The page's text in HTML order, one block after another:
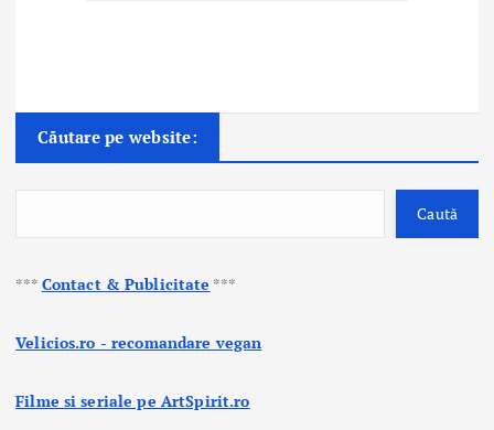
Căutare pe website:
Caută
*** Contact & Publicitate ***
Velicios.ro - recomandare vegan
Filme si seriale pe ArtSpirit.ro